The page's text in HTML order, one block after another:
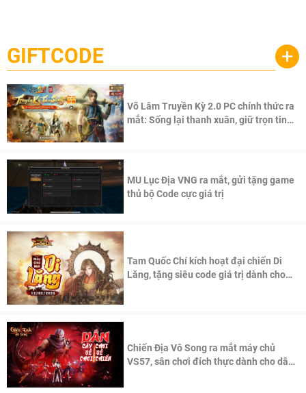
cầu, theo giấy phép chính thức từ công ty game Nhật Bản
Pocketpair, Inc.
GIFTCODE +
Võ Lâm Truyền Kỳ 2.0 PC chính thức ra
mắt: Sống lại thanh xuân, giữ trọn tinh
MU Lục Địa VNG ra mắt, gửi tặng game
thủ bộ Code cực giá trị
Tam Quốc Chí kích hoạt đại chiến Di
Lăng, tặng siêu code giá trị dành cho
Chiến Địa Vô Song ra mắt máy chủ
VS57, sân chơi đích thực dành cho dân